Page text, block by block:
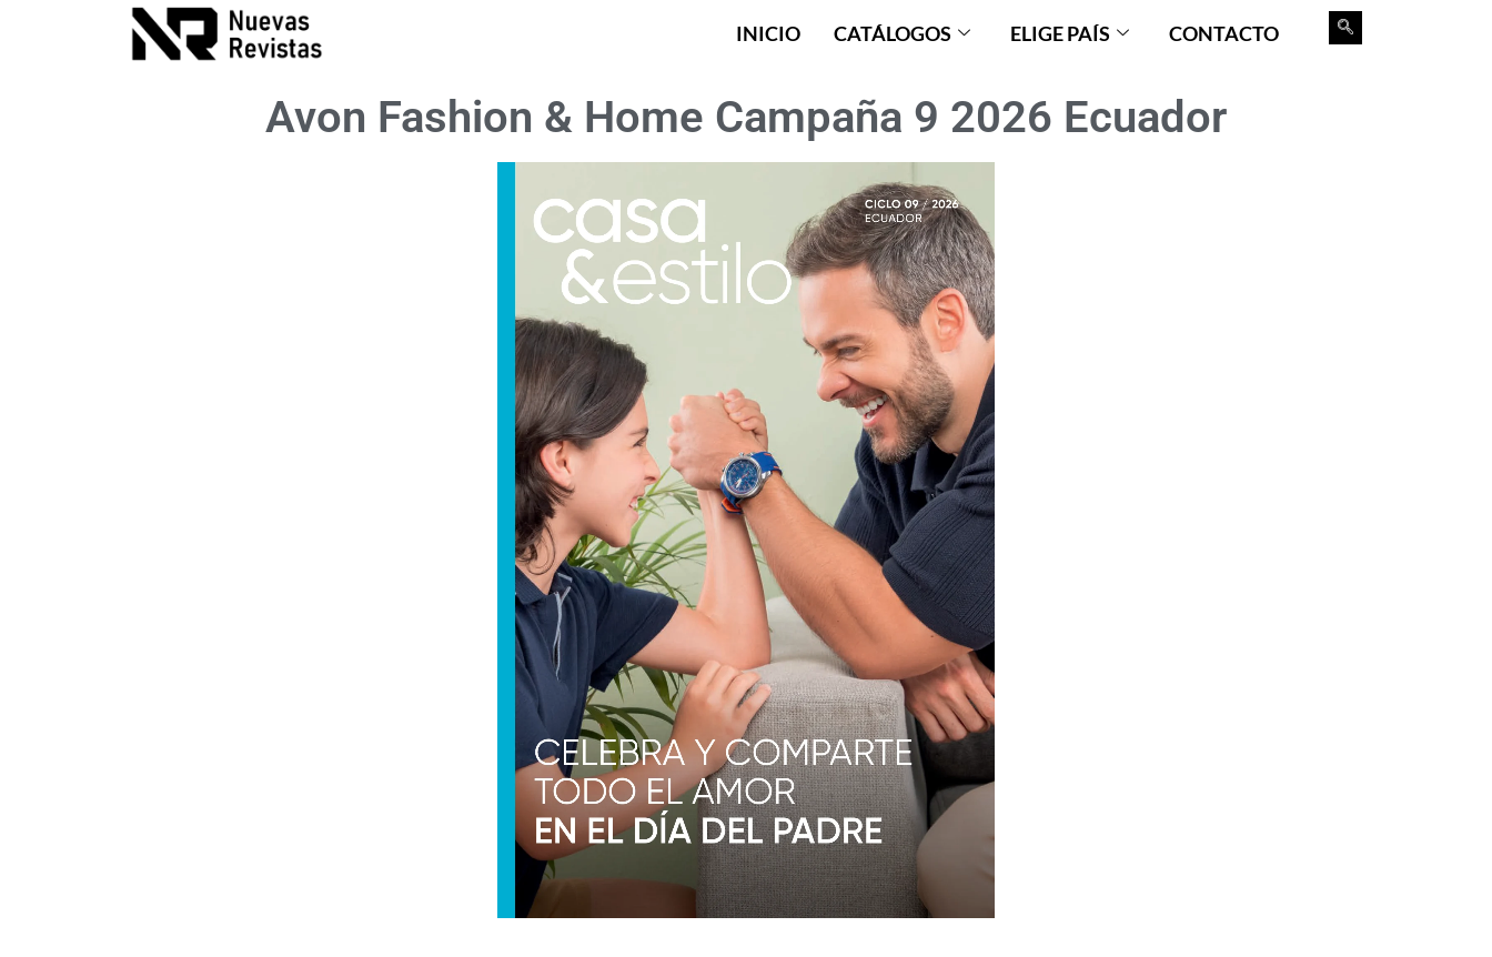
INICIO CATÁLOGOS ELIGE PAÍS CONTACTO
Avon Fashion & Home Campaña 9 2026 Ecuador